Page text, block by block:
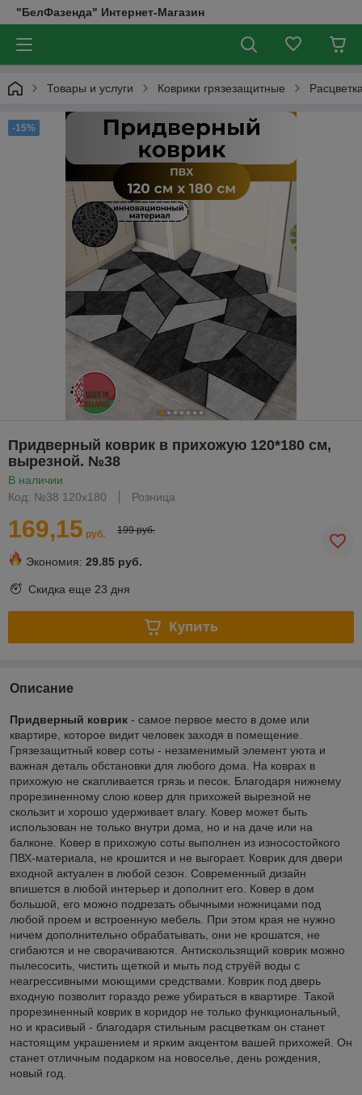
"БелФазенда" Интернет-Магазин
Товары и услуги Коврики грязезащитные
-15%
Придверный коврик в прихожую 120*180 см,
вырезной. №38
В наличии
Код: №38 120х180
Розница
169,15 руб. 199 руб.
Экономия: 29.85 руб.
Скидка еще 23 дня
Купить
Описание
Придверный коврик - самое первое место в доме или
квартире, которое видит человек заходя в помещение.
Грязезащитный ковер соты - незаменимый элемент уюта и
важная деталь обстановки для любого дома. На коврах в
прихожую не скапливается грязь и песок. Благодаря нижнему
прорезиненному слою ковер для прихожей вырезной не
скользит и хорошо удерживает влагу. Ковер может быть
использован не только внутри дома, но и на даче или на
балконе. Ковер в прихожую соты выполнен из износостойкого
ПВХ-материала, не крошится и не выгорает. Коврик для двери
входной актуален в любой сезон. Современный дизайн
впишется в любой интерьер и дополнит его. Ковер в дом
большой, его можно подрезать обычными ножницами под
любой проем и встроенную мебель. При этом края не нужно
ничем дополнительно обрабатывать, они не крошатся, не
сгибаются и не сворачиваются. Антискользящий коврик можно
пылесосить, чистить щеткой и мыть под струёй воды с
неагрессивными моющими средствами. Коврик под дверь
входную позволит гораздо реже убираться в квартире. Такой
прорезиненный коврик в коридор не только функциональный,
но и красивый - благодаря стильным расцветкам он станет
настоящим украшением и ярким акцентом вашей прихожей. Он
станет отличным подарком на новоселье, день рождения,
новый год.